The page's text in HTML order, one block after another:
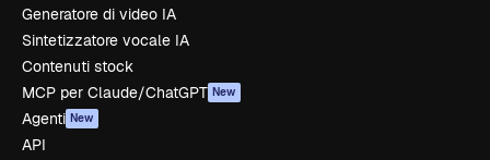
Generatore di video IA
Sintetizzatore vocale IA
Contenuti stock
MCP per Claude/ChatGPT New
Agenti New
API